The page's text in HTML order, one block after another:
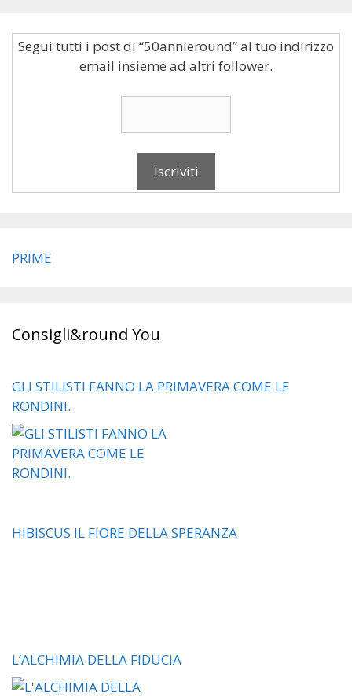
Segui tutti i post di “50annieround” al tuo indirizzo
email insieme ad altri follower.
PRIME
Consigli&round You
GLI STILISTI FANNO LA PRIMAVERA COME LE
RONDINI.
HIBISCUS IL FIORE DELLA SPERANZA
L’ALCHIMIA DELLA FIDUCIA